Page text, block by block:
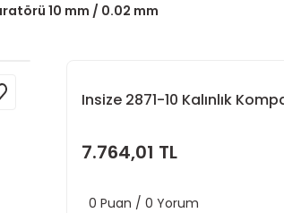
10 mm / 0.02 mm
Insize 2871-10 Kalınlık
7.764,01 TL
0 Puan / 0 Yorum